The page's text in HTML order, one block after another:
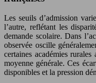
Les seuils d’admission
l’autre, reflétant les
demande scolaire. Dans
observée oscille
certaines académies
moyenne générale. Ces
disponibles et la pression